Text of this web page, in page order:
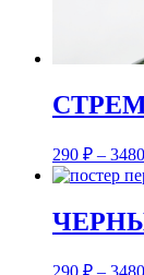
290 ₽ – 3480
290 ₽ – 3480